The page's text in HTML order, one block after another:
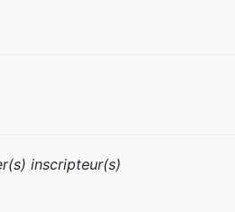
inscripteur(s)